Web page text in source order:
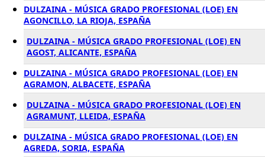
DULZAINA - MÚSICA GRADO PROFESIONAL (LOE) EN
AGONCILLO, LA RIOJA, ESPAÑA
DULZAINA - MÚSICA GRADO PROFESIONAL (LOE) EN
AGOST, ALICANTE, ESPAÑA
DULZAINA - MÚSICA GRADO PROFESIONAL (LOE) EN
AGRAMON, ALBACETE, ESPAÑA
DULZAINA - MÚSICA GRADO PROFESIONAL (LOE) EN
AGRAMUNT, LLEIDA, ESPAÑA
DULZAINA - MÚSICA GRADO PROFESIONAL (LOE) EN
AGREDA, SORIA, ESPAÑA